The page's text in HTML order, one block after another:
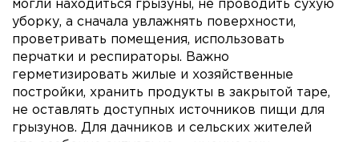
могли находиться грызуны, не проводить сухую
уборку, а сначала увлажнять поверхности,
проветривать помещения, использовать
перчатки и респираторы. Важно
герметизировать жилые и хозяйственные
постройки, хранить продукты в закрытой таре,
не оставлять доступных источников пищи для
грызунов. Для дачников и сельских жителей